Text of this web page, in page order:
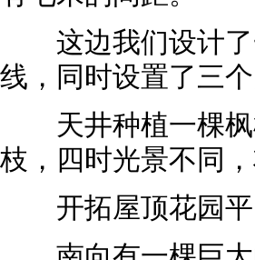
这边我们设计了
线，同时设置了三
天井种植一棵枫
枝，四时光景不同
开拓屋顶花园平